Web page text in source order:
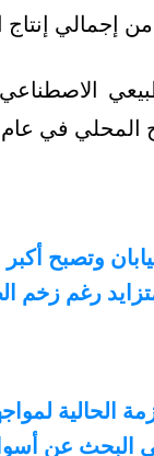
وتصبح
رغم زخم
البحث عن